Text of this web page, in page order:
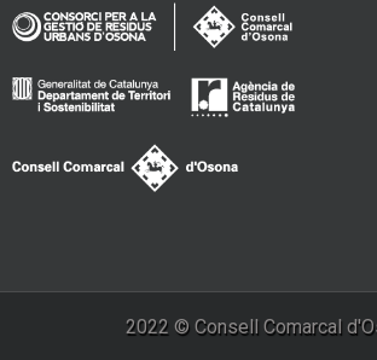
2022 © Consell Comarcal